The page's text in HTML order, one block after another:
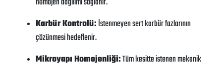
Karbür Kontrolü:İstenmeyen sert karbür fazlarının
çözünmesi hedeflenir.
Mikroyapı Homojenliği:Tüm kesitte istenen mekanik